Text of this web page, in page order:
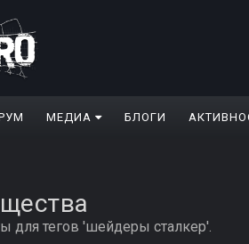
МЕДИА БЛОГИ
для тегов 'шейдеры сталкер'.